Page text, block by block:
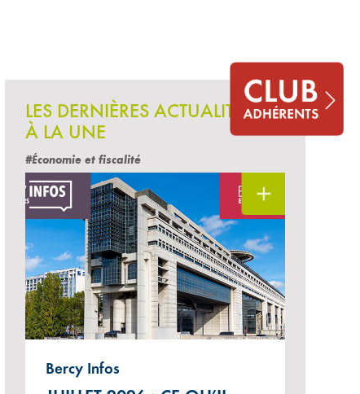
LES DERNIÈRES ACTUALITÉS
À LA UNE
#Économie et fiscalité
Bercy Infos